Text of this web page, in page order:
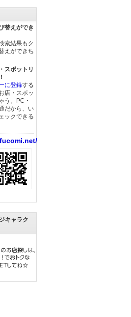
替えができ
索結果もク
えができち
スポットリ
に登録する
店・スポッ
う。PC・
だから、い
ックできる
キャラク